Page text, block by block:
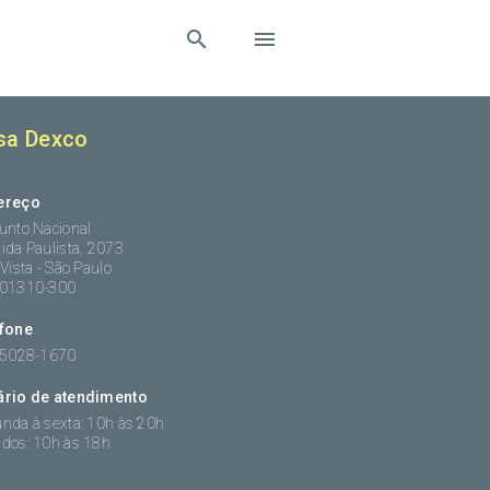
Dexco
Nacional
Paulista, 2073
- São Paulo
300
1670
de atendimento
à sexta: 10h às 20h
10h às 18h